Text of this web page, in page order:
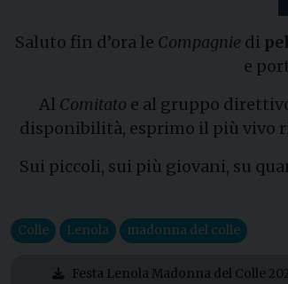
Saluto fin d’ora le Compagnie di
e
Al Comitato e al gruppo
disponibilità, esprimo il più vivo
Sui piccoli, sui più giovani, su
Colle Lenola madonna del colle
Festa Lenola Madonna del Colle